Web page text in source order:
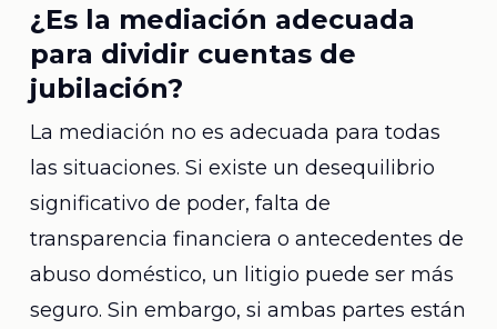
¿Es la mediación adecuada
para dividir cuentas de
jubilación?
La mediación no es adecuada para todas
las situaciones. Si existe un desequilibrio
significativo de poder, falta de
transparencia financiera o antecedentes de
abuso doméstico, un litigio puede ser más
seguro. Sin embargo, si ambas partes están